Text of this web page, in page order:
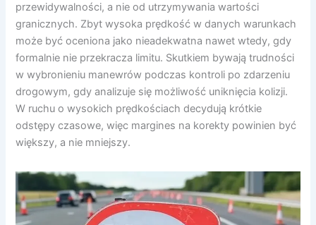
przewidywalności, a nie od utrzymywania wartości
granicznych. Zbyt wysoka prędkość w danych warunkach
może być oceniona jako nieadekwatna nawet wtedy, gdy
formalnie nie przekracza limitu. Skutkiem bywają trudności
w wybronieniu manewrów podczas kontroli po zdarzeniu
drogowym, gdy analizuje się możliwość uniknięcia kolizji.
W ruchu o wysokich prędkościach decydują krótkie
odstępy czasowe, więc margines na korekty powinien być
większy, a nie mniejszy.